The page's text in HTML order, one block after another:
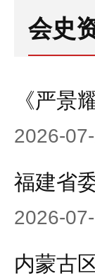
会史
《严景
2026-
福建省
2026-
内蒙古